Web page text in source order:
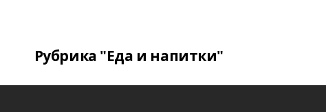
Рубрика "Еда и напитки"